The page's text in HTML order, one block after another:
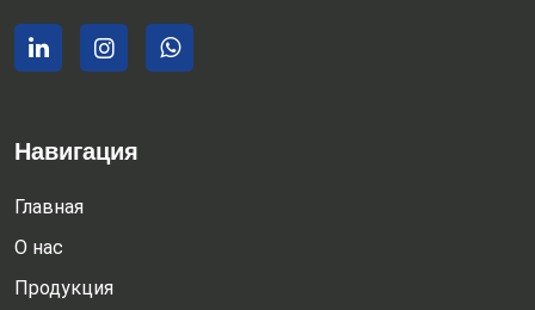
Навигация
Главная
О нас
Продукция